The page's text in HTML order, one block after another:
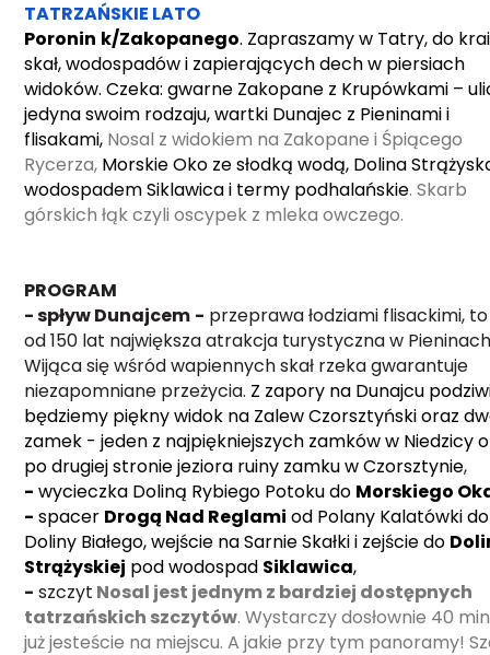
TATRZAŃSKIE LATO
Poronin k/Zakopanego. Zapraszamy w Tatry, do
skał, wodospadów i zapierających dech w piersiach
widoków. Czeka: gwarne Zakopane z Krupówkami –
jedyna swoim rodzaju, wartki Dunajec z Pieninami i
flisakami, Nosal z widokiem na Zakopane i Śpiącego
Rycerza, Morskie Oko ze słodką wodą, Dolina
wodospadem Siklawica i termy podhalańskie. Skarb
górskich łąk czyli oscypek z mleka owczego.
PROGRAM
- spływ Dunajcem - przeprawa łodziami flisackimi, to
od 150 lat największa atrakcja turystyczna w
Wijąca się wśród wapiennych skał rzeka gwarantuje
niezapomniane przeżycia. Z zapory na Dunajcu
będziemy piękny widok na Zalew Czorsztyński oraz
zamek - jeden z najpiękniejszych zamków w Niedzicy
po drugiej stronie jeziora ruiny zamku w Czorsztynie,
- wycieczka Doliną Rybiego Potoku do Morskiego
- spacer Drogą Nad Reglami od Polany Kalatówki do
Doliny Białego, wejście na Sarnie Skałki i zejście do
Strążyskiej pod wodospad Siklawica,
- szczyt Nosal jest jednym z bardziej dostępnych
tatrzańskich szczytów. Wystarczy dosłownie 40
już jesteście na miejscu. A jakie przy tym panoramy!